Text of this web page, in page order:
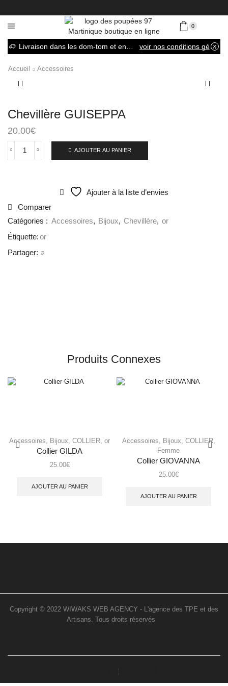
0
voir nos conditions générales de vente
Accueil Accessoires
Chevillère GUISEPPA
20.00€
AJOUTER AU PANIER
Ajouter à la liste d’envies
Comparer
Catégories : Accessoires, Bijoux, Chevillère, or
Étiquette:or
Partager:
Produits Connexes
Accessoires, Bijoux, COLLIER, or
Collier GILDA
25.00€
AJOUTER AU PANIER
Accessoires, Bijoux, COLLIER,
Femme
Collier GIOVANNA
25.00€
AJOUTER AU PANIER
Copyright © 2022 WIWAKS WEB AGENCY - L'agence des TPE et des
Artisans. Tous droits réservés